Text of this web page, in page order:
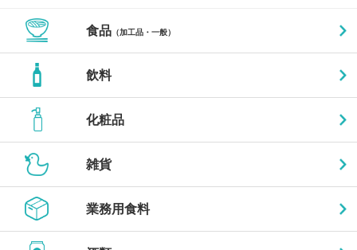
食品（加工品・一般）
飲料
化粧品
雑貨
業務用食料